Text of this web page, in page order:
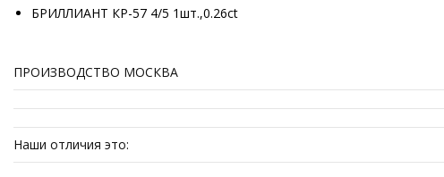
БРИЛЛИАНТ КР-57 4/5 1шт.,0.26ct
ПРОИЗВОДСТВО МОСКВА
Наши отличия это: